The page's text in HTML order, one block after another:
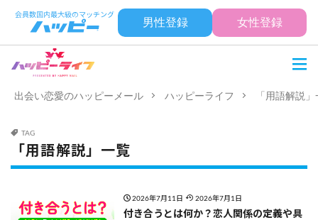
男性登録 女性登録
出会い恋愛のハッピーメール ハッピーライフ 「用語解説
TAG
「用語解説」一覧
2026年7月11日 2026年7月1日
付き合うとは何か？恋人関係の定義や具